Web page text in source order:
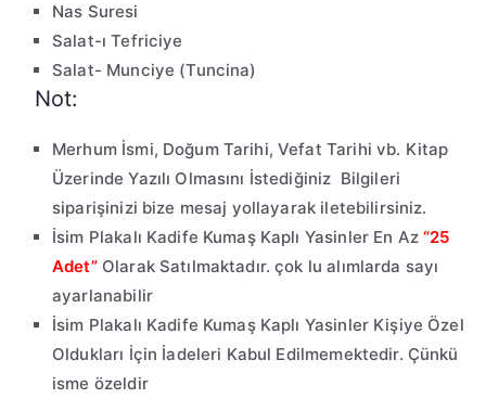
Nas Suresi
Salat-ı Tefriciye
Salat- Munciye (Tuncina)
Not:
Merhum İsmi, Doğum Tarihi, Vefat Tarihi vb. Kitap
Üzerinde Yazılı Olmasını İstediğiniz Bilgileri
siparişinizi bize mesaj yollayarak iletebilirsiniz.
İsim Plakalı Kadife Kumaş Kaplı Yasinler En Az “25
Adet”Olarak Satılmaktadır. çok lu alımlarda sayı
ayarlanabilir
İsim Plakalı Kadife Kumaş Kaplı Yasinler Kişiye Özel
Oldukları İçin İadeleri Kabul Edilmemektedir. Çünkü
isme özeldir